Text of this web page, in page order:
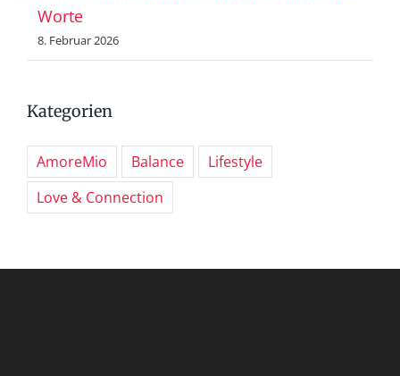
Worte
8. Februar 2026
Kategorien
AmoreMio Balance
Lifestyle
Love & Connection